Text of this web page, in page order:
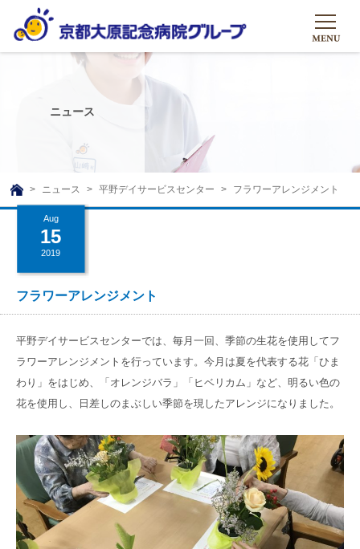
グループについて
グループについて
理事長挨拶
沿革ストーリー
基本的マインド
社会貢献活動
グループの取り組み
リハビリテーション
訪問サービス
通所サービス
高齢者住宅施設
食へのこだわり
大原のこと
メディア
ニュース
広報誌
SNS運用ポリシー
お問い合わせ一覧
友達追加
京都大原記念病院
京都近衛リハ病院
八瀬大原Ⅰ番館
リクルート
ニュース
TOP
ニュース 平野デイサービスセンター フラワーアレンジメント
Aug
15
2019
フラワーアレンジメント
平野デイサービスセンターでは、毎月一回、季節の生花を使用してフ
ラワーアレンジメントを行っています。今月は夏を代表する花「ひま
わり」をはじめ、「オレンジバラ」「ヒベリカム」など、明るい色の
花を使用し、日差しのまぶしい季節を現したアレンジになりました。